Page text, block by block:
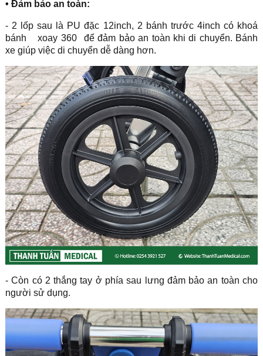
• Đảm bảo an toàn:
- 2 lốp sau là PU đặc 12inch, 2 bánh trước 4inch có khoá
bánh
xoay 360
để đảm bảo an toàn khi di chuyển. Bánh
xe giúp việc di chuyển dễ dàng hơn.
- Còn có 2 thắng tay ở phía sau lưng đảm bảo an toàn cho
người sử dụng.